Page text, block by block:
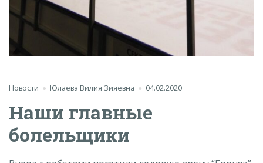
Новости Юлаева Вилия Зияевна 04.02.2020
Наши главные
болельщики